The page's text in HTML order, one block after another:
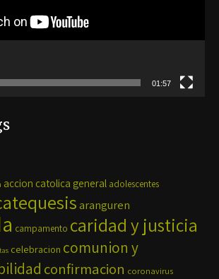
01:57
accion catolica general adolescentes
aranguren
campamento caridad y justicia
celebracion comunion y
confirmacion coronavirus